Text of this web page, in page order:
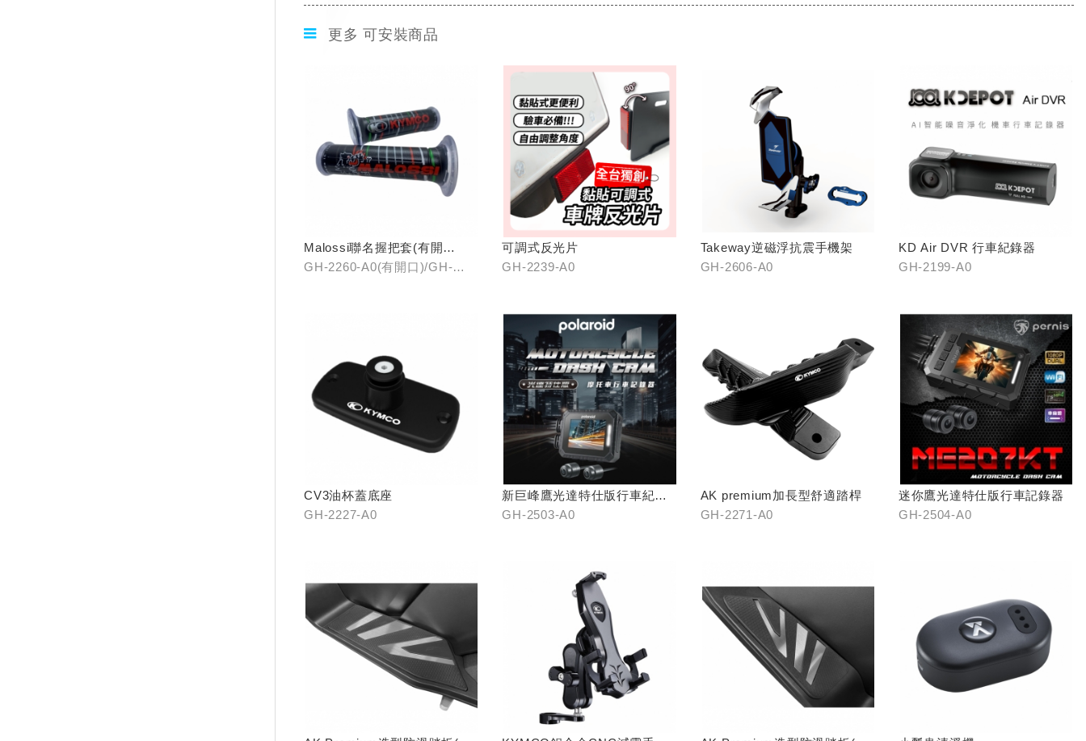
更多 可安裝商品
Malossi聯名握把套(有開
口)/(無開口)
GH-2260-A0(有開口)/GH-
可調式反光片
GH-2239-A0
Takeway逆磁浮抗震手機架
GH-2606-A0
KD Air DVR 行車紀錄器
GH-2199-A0
CV3油杯蓋底座
GH-2227-A0
新巨峰鷹光達特仕版行車紀錄
器
GH-2503-A0
AK premium加長型舒適踏桿
GH-2271-A0
迷你鷹光達特仕版行車記錄器
GH-2504-A0